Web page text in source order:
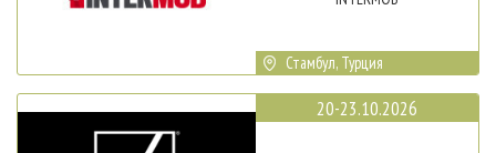
Стамбул, Турция
20-23.10.2026